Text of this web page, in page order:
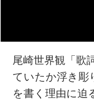
尾崎世界観「歌
ていたか浮き彫
を書く理由に迫